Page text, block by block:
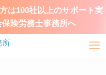
は100社以上のサポート実
険労務士事務所へ